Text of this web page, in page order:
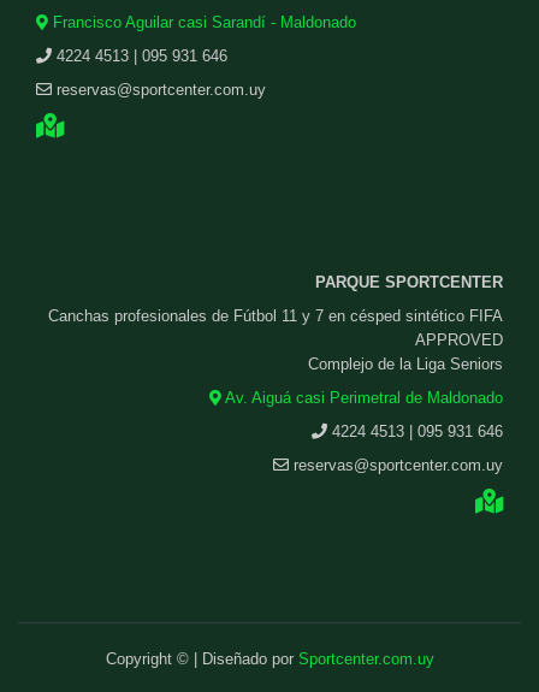
Francisco Aguilar casi Sarandí - Maldonado
4224 4513 | 095 931 646
reservas@sportcenter.com.uy
PARQUE SPORTCENTER
Canchas profesionales de Fútbol 11 y 7 en césped sintético FIFA
APPROVED
Complejo de la Liga Seniors
Av. Aiguá casi Perimetral de Maldonado
4224 4513 | 095 931 646
reservas@sportcenter.com.uy
Copyright © | Diseñado por Sportcenter.com.uy